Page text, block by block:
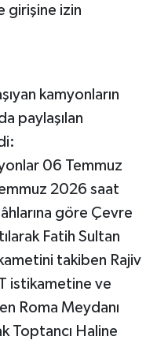
girişine izin
kamyonların
paylaşılan
06 Temmuz
2026 saat
göre Çevre
Fatih Sultan
takiben Rajiv
istikametine ve
Roma Meydanı
Toptancı Haline